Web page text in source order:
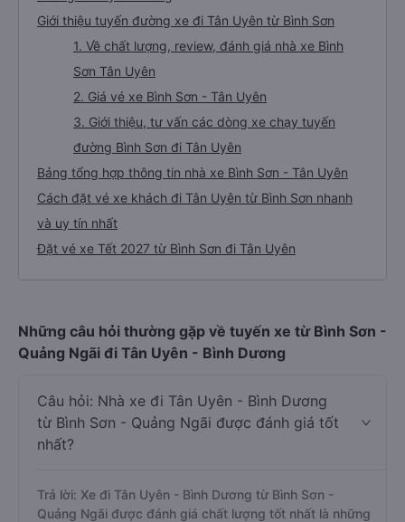
Giới thiệu tuyến đường xe đi Tân Uyên từ Bình Sơn
1. Về chất lượng, review, đánh giá nhà xe Bình
Sơn Tân Uyên
2. Giá vé xe Bình Sơn - Tân Uyên
3. Giới thiệu, tư vấn các dòng xe chạy tuyến
đường Bình Sơn đi Tân Uyên
Bảng tổng hợp thông tin nhà xe Bình Sơn - Tân Uyên
Cách đặt vé xe khách đi Tân Uyên từ Bình Sơn nhanh
và uy tín nhất
Đặt vé xe Tết 2027 từ Bình Sơn đi Tân Uyên
Những câu hỏi thường gặp về tuyến xe từ Bình Sơn -
Quảng Ngãi đi Tân Uyên - Bình Dương
Câu hỏi: Nhà xe đi Tân Uyên - Bình Dương
từ Bình Sơn - Quảng Ngãi được đánh giá tốt
nhất?
Trả lời: Xe đi Tân Uyên - Bình Dương từ Bình Sơn -
Quảng Ngãi được đánh giá chất lượng tốt nhất là những